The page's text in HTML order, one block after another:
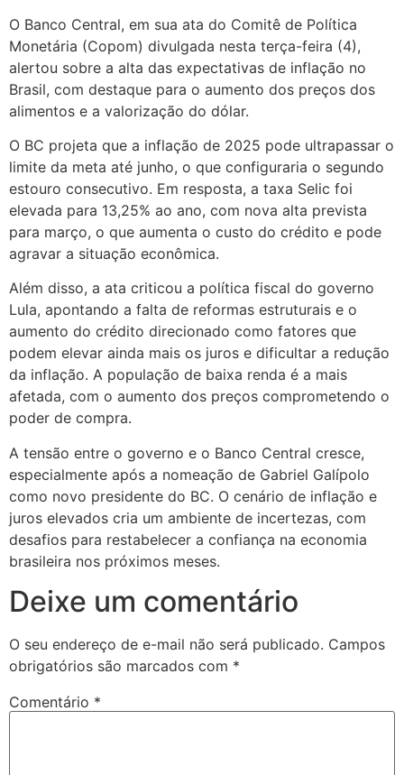
O Banco Central, em sua ata do Comitê de Política
Monetária (Copom) divulgada nesta terça-feira (4),
alertou sobre a alta das expectativas de inflação no
Brasil, com destaque para o aumento dos preços dos
alimentos e a valorização do dólar.
O BC projeta que a inflação de 2025 pode ultrapassar o
limite da meta até junho, o que configuraria o segundo
estouro consecutivo. Em resposta, a taxa Selic foi
elevada para 13,25% ao ano, com nova alta prevista
para março, o que aumenta o custo do crédito e pode
agravar a situação econômica.
Além disso, a ata criticou a política fiscal do governo
Lula, apontando a falta de reformas estruturais e o
aumento do crédito direcionado como fatores que
podem elevar ainda mais os juros e dificultar a redução
da inflação. A população de baixa renda é a mais
afetada, com o aumento dos preços comprometendo o
poder de compra.
A tensão entre o governo e o Banco Central cresce,
especialmente após a nomeação de Gabriel Galípolo
como novo presidente do BC. O cenário de inflação e
juros elevados cria um ambiente de incertezas, com
desafios para restabelecer a confiança na economia
brasileira nos próximos meses.
Deixe um comentário
O seu endereço de e-mail não será publicado. Campos
obrigatórios são marcados com *
Comentário *